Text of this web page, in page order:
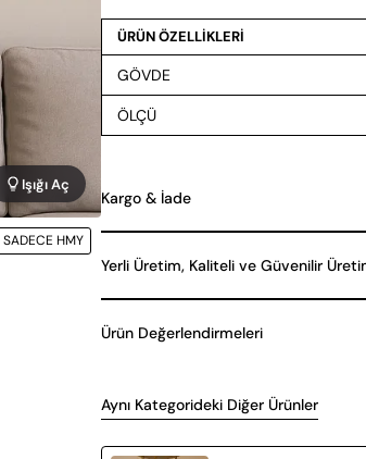
SADECE HMY
Işığı Aç
ÜRÜN ÖZELLİKLERİ
GÖVDE
ÖLÇÜ
Kargo & İade
Yerli Üretim, Kaliteli ve Güvenilir
Ürün Değerlendirmeleri
Aynı Kategorideki Diğer Ürünler